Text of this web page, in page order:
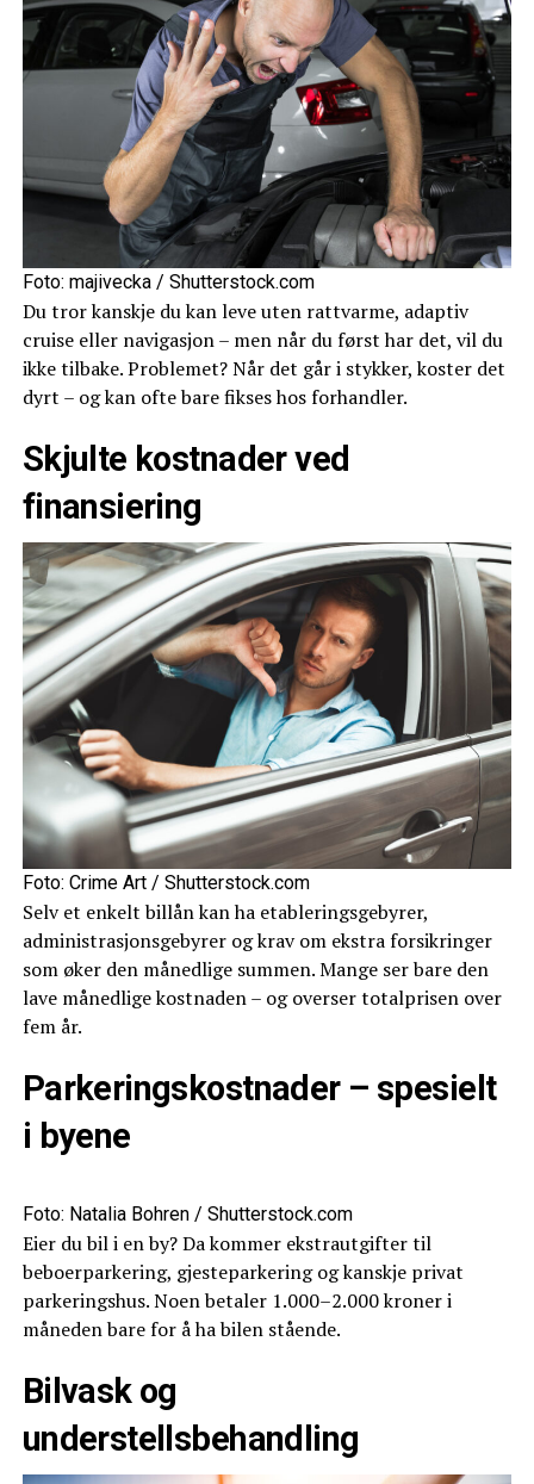
Foto: majivecka / Shutterstock.com
Du tror kanskje du kan leve uten rattvarme, adaptiv
cruise eller navigasjon – men når du først har det, vil du
ikke tilbake. Problemet? Når det går i stykker, koster det
dyrt – og kan ofte bare fikses hos forhandler.
Skjulte kostnader ved
finansiering
Foto: Crime Art / Shutterstock.com
Selv et enkelt billån kan ha etableringsgebyrer,
administrasjonsgebyrer og krav om ekstra forsikringer
som øker den månedlige summen. Mange ser bare den
lave månedlige kostnaden – og overser totalprisen over
fem år.
Parkeringskostnader – spesielt
i byene
Foto: Natalia Bohren / Shutterstock.com
Eier du bil i en by? Da kommer ekstrautgifter til
beboerparkering, gjesteparkering og kanskje privat
parkeringshus. Noen betaler 1.000–2.000 kroner i
måneden bare for å ha bilen stående.
Bilvask og
understellsbehandling